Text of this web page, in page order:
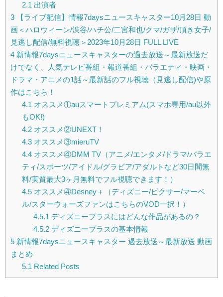
2.1 出演者
3 【ライブ配信】情報7daysニュースキャスター10月28日 動
画＜ハロウィーン/渋谷/ハチ公/二宮和也/クマ/ガザ/頂き女子/
見逃し配信/無料視聴＞2023年10月28日 FULL LIVE
4 新情報7daysニュースキャスターの過去放送～最新放送だ
けでなく、人気テレビ番組・報道番組・バラエティ・映画・
ドラマ・アニメの1話～最新話のフル視聴（見逃し配信)や原
作はこちら！
4.1 オススメ①auスマートプレミアム(スマホ専用/au以外
もOK!)
4.2オススメ②UNEXT！
4.3オススメ③mieruTV
4.4オススメ④DMM TV（アニメ/エンタメ/ドラマ/バラエ
ティ/スポーツ/アイドル/グラビア/アダルトなど30日間無
料/実質最大3ヶ月無料でフル視聴できます！）
4.5オススメ④Desney＋（ディズニー/ピクサー/マーベ
ル/スターウォーズファンはこちらのVOD一択！）
4.5.1 ディズニープラスにはどんな作品があるの？
4.5.2ディズニープラスの基本情報
5 新情報7daysニュースキャスター 過去放送～最新放送 動画
まとめ
5.1 Related Posts